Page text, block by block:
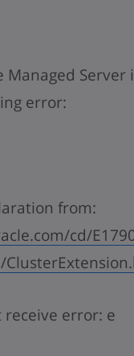
Managed Server
error:
from:
cd/
receive error: e